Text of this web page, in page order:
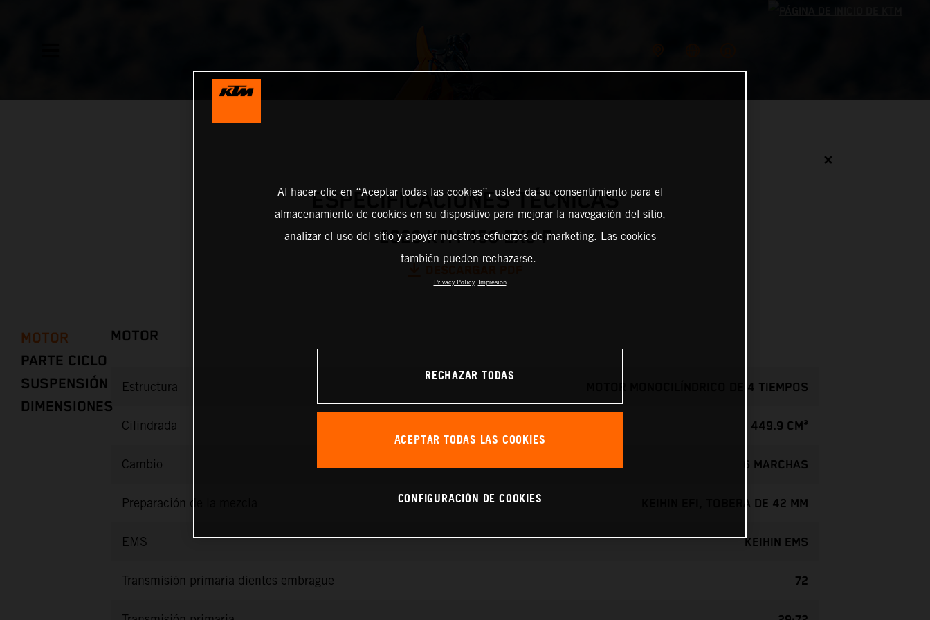
✕
ESPECIFICACIONES TÉCNICAS
2026 KTM 450 EXC-F
MOTOR
PARTE CICLO
SUSPENSIÓN
DIMENSIONES
MOTOR
Estructura MOTOR MONOCILÍNDRICO DE 4 TIEMPOS
Cilindrada 449.9 CM³
Cambio 6 MARCHAS
Preparación de la mezcla KEIHIN EFI, TOBERA DE 42 MM
EMS KEIHIN EMS
Transmisión primaria dientes embrague 72
Al hacer clic en “Aceptar todas las cookies”, usted da su consentimiento para el
almacenamiento de cookies en su dispositivo para mejorar la navegación del sitio,
analizar el uso del sitio y apoyar nuestros esfuerzos de marketing. Las cookies
también pueden rechazarse.
Privacy Policy Impresión
RECHAZAR TODAS
ACEPTAR TODAS LAS COOKIES
CONFIGURACIÓN DE COOKIES